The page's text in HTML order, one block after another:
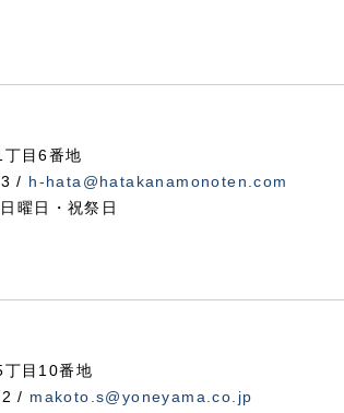
目6番地
/ h-hata@hatakanamonoten.com
曜日・祝祭日
目10番地
/ makoto.s@yoneyama.co.jp